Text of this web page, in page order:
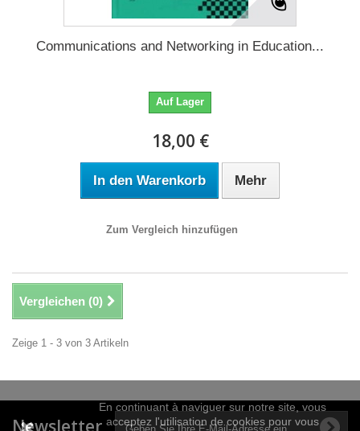
Communications and Networking in Education...
Auf Lager
18,00 €
In den Warenkorb Mehr
Zum Vergleich hinzufügen
Vergleichen (0)
Zeige 1 - 3 von 3 Artikeln
Newsletter
En continuant à naviguer sur notre site, vous
acceptez l'utilisation de cookies pour vous